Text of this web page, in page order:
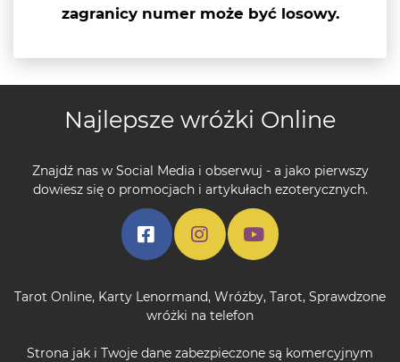
zagranicy numer może być losowy.
Najlepsze wróżki Online
Znajdź nas w Social Media i obserwuj - a jako pierwszy
dowiesz się o promocjach i artykułach ezoterycznych.
Tarot Online, Karty Lenormand, Wróżby, Tarot, Sprawdzone
wróżki na telefon
Strona jak i Twoje dane zabezpieczone są komercyjnym